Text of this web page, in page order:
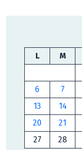
L M
6
7
13
14
20
21
27
28